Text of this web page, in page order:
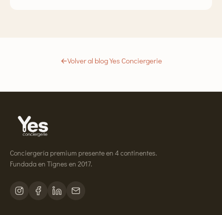
←Volver al blog Yes Conciergerie
Conciergería premium presente en 4 continentes.
Fundada en Tignes en 2017.